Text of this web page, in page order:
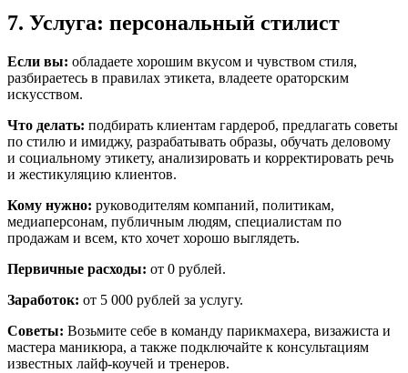
7. Услуга: персональный стилист
Если вы: обладаете хорошим вкусом и чувством стиля,
разбираетесь в правилах этикета, владеете ораторским
искусством.
Что делать: подбирать клиентам гардероб, предлагать советы
по стилю и имиджу, разрабатывать образы, обучать деловому
и социальному этикету, анализировать и корректировать речь
и жестикуляцию клиентов.
Кому нужно: руководителям компаний, политикам,
медиаперсонам, публичным людям, специалистам по
продажам и всем, кто хочет хорошо выглядеть.
Первичные расходы: от 0 рублей.
Заработок: от 5 000 рублей за услугу.
Советы: Возьмите себе в команду парикмахера, визажиста и
мастера маникюра, а также подключайте к консультациям
известных лайф-коучей и тренеров.